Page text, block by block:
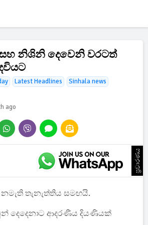
සහ නිශිනි දෙවෙනි වරටත්
Latest Headlines
Sinhala news
ago
ප්‍රචාරණය
තැනැත්තිය සමඟයි.
දෙදෙනාට ආදරණීය දියණියක්